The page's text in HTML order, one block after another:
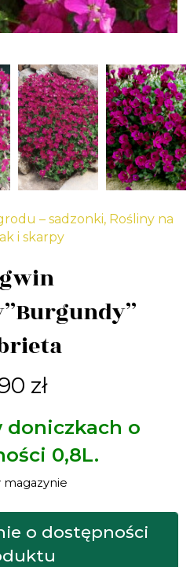
– sadzonki, Rośliny na
i skarpy
zł
doniczkach o
0,8L.
magazynie
o dostępności